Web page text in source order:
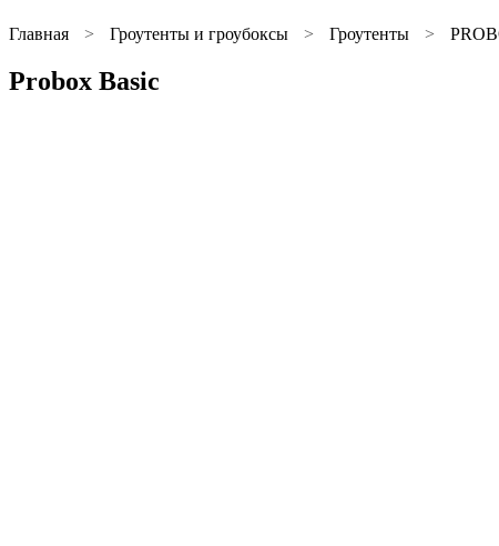
Главная Гроутенты и гроубоксы Гроутенты
Probox Basic